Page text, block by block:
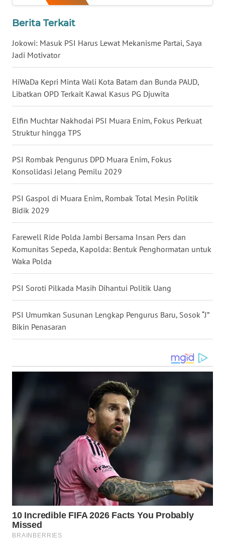
Berita Terkait
Jokowi: Masuk PSI Harus Lewat Mekanisme Partai, Saya
Jadi Motivator
HiWaDa Kepri Minta Wali Kota Batam dan Bunda PAUD,
Libatkan OPD Terkait Kawal Kasus PG Djuwita
Elfin Muchtar Nakhodai PSI Muara Enim, Fokus Perkuat
Struktur hingga TPS
PSI Rombak Pengurus DPD Muara Enim, Fokus
Konsolidasi Jelang Pemilu 2029
PSI Gaspol di Muara Enim, Rombak Total Mesin Politik
Bidik 2029
Farewell Ride Polda Jambi Bersama Insan Pers dan
Komunitas Sepeda, Kapolda: Bentuk Penghormatan untuk
Waka Polda
PSI Soroti Pilkada Masih Dihantui Politik Uang
PSI Umumkan Susunan Lengkap Pengurus Baru, Sosok “J”
Bikin Penasaran
WN
WN
KALSEL
WN
KALTIM
WN
WN
WN
MALUKU
MALUT
WN
DAIRI
DANAU
TAPANULI
WN
TANJUNG